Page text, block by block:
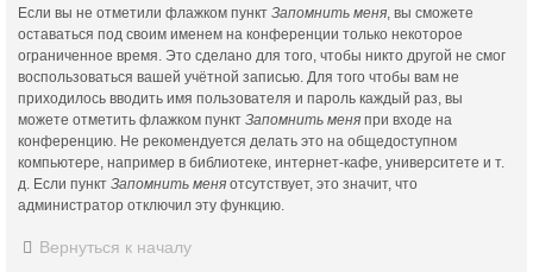
Если вы не отметили флажком пункт Запомнить меня , вы сможете
оставаться под своим именем на конференции только некоторое
ограниченное время. Это сделано для того, чтобы никто другой не смог
воспользоваться вашей учётной записью. Для того чтобы вам не
приходилось вводить имя пользователя и пароль каждый раз, вы
можете отметить флажком пункт Запомнить меня при входе на
конференцию. Не рекомендуется делать это на общедоступном
компьютере, например в библиотеке, интернет-кафе, университете и т.
д. Если пункт Запомнить меня отсутствует, это значит, что
администратор отключил эту функцию.
Вернуться к началу